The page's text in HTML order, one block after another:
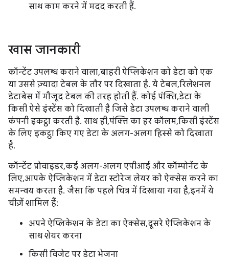
साथ काम करने में मदद करती हैं.
खास जानकारी
कॉन्टेंट उपलब्ध कराने वाला, बाहरी ऐप्लिकेशन को डेटा को एक
या उससे ज़्यादा टेबल के तौर पर दिखाता है. ये टेबल, रिलेशनल
डेटाबेस में मौजूद टेबल की तरह होती हैं. कोई पंक्ति, डेटा के
किसी ऐसे इंस्टेंस को दिखाती है जिसे डेटा उपलब्ध कराने वाली
कंपनी इकट्ठा करती है. साथ ही, पंक्ति का हर कॉलम, किसी इंस्टेंस
के लिए इकट्ठा किए गए डेटा के अलग-अलग हिस्से को दिखाता
है.
कॉन्टेंट प्रोवाइडर, कई अलग-अलग एपीआई और कॉम्पोनेंट के
लिए, आपके ऐप्लिकेशन में डेटा स्टोरेज लेयर को ऐक्सेस करने का
समन्वय करता है. जैसा कि पहले चित्र में दिखाया गया है, इनमें ये
चीज़ें शामिल हैं:
अपने ऐप्लिकेशन के डेटा का ऐक्सेस, दूसरे ऐप्लिकेशन के
साथ शेयर करना
किसी विजेट पर डेटा भेजना